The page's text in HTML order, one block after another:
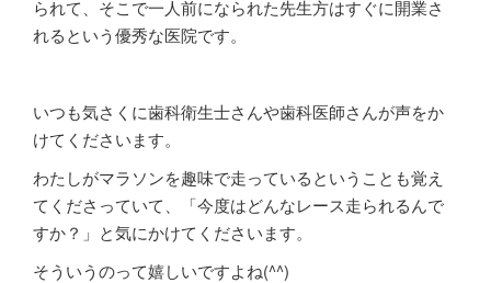
られて、そこで一人前になられた先生方はすぐに開業さ
れるという優秀な医院です。
いつも気さくに歯科衛生士さんや歯科医師さんが声をか
けてくださいます。
わたしがマラソンを趣味で走っているということも覚え
てくださっていて、「今度はどんなレース走られるんで
すか？」と気にかけてくださいます。
そういうのって嬉しいですよね(^^)